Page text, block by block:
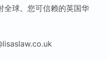
全球。您可信赖的英国华